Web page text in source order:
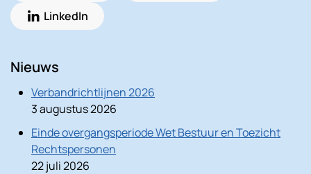
LinkedIn
Nieuws
Verbandrichtlijnen 2026
3 augustus 2026
Einde overgangsperiode Wet Bestuur en Toezicht
Rechtspersonen
22 juli 2026